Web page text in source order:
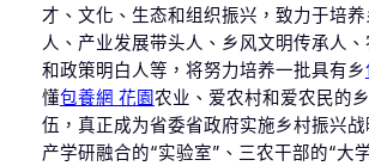
才、文化、生态和组织振兴，致力于培
人、产业发展带头人、乡风文明传承人
和政策明白人等，将努力培养一批具有乡
懂包養網 花園农业、爱农村和爱农民的
伍，真正成为省委省政府实施乡村振兴战
产学研融合的“实验室”、三农干部的“大